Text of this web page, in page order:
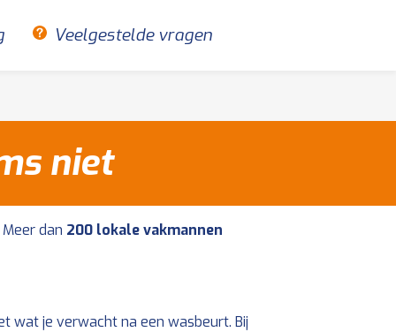
Veelgestelde vragen
niet
Meer dan 200 lokale vakmannen
wat je verwacht na een wasbeurt. Bij